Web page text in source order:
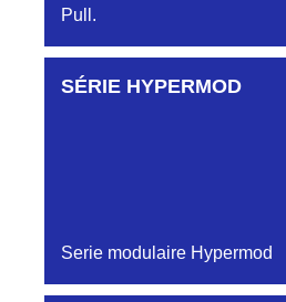
Pull.
Aucune pièce disponible
SÉRIE HYPERMOD
Serie modulaire Hypermod